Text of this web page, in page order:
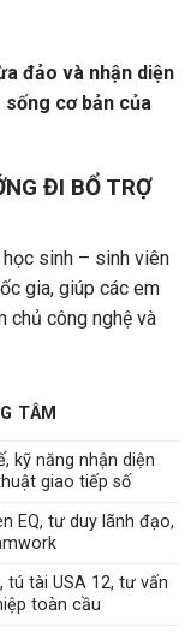
đảo và nhận diện
sống cơ bản của
ĐI BỔ TRỢ
sinh – sinh viên
gia, giúp các em
chủ công nghệ và
TÂM
kỹ năng nhận diện
giao tiếp số
EQ, tư duy lãnh đạo,
tú tài USA 12, tư vấn
toàn cầu